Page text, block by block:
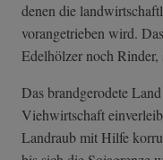
denen die
vorangetrieben wird.
Edelhölzer noch
Das brandgerodete
Viehwirtschaft
Landraub mit Hilfe